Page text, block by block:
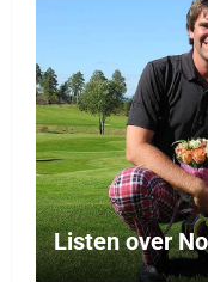
Listen over